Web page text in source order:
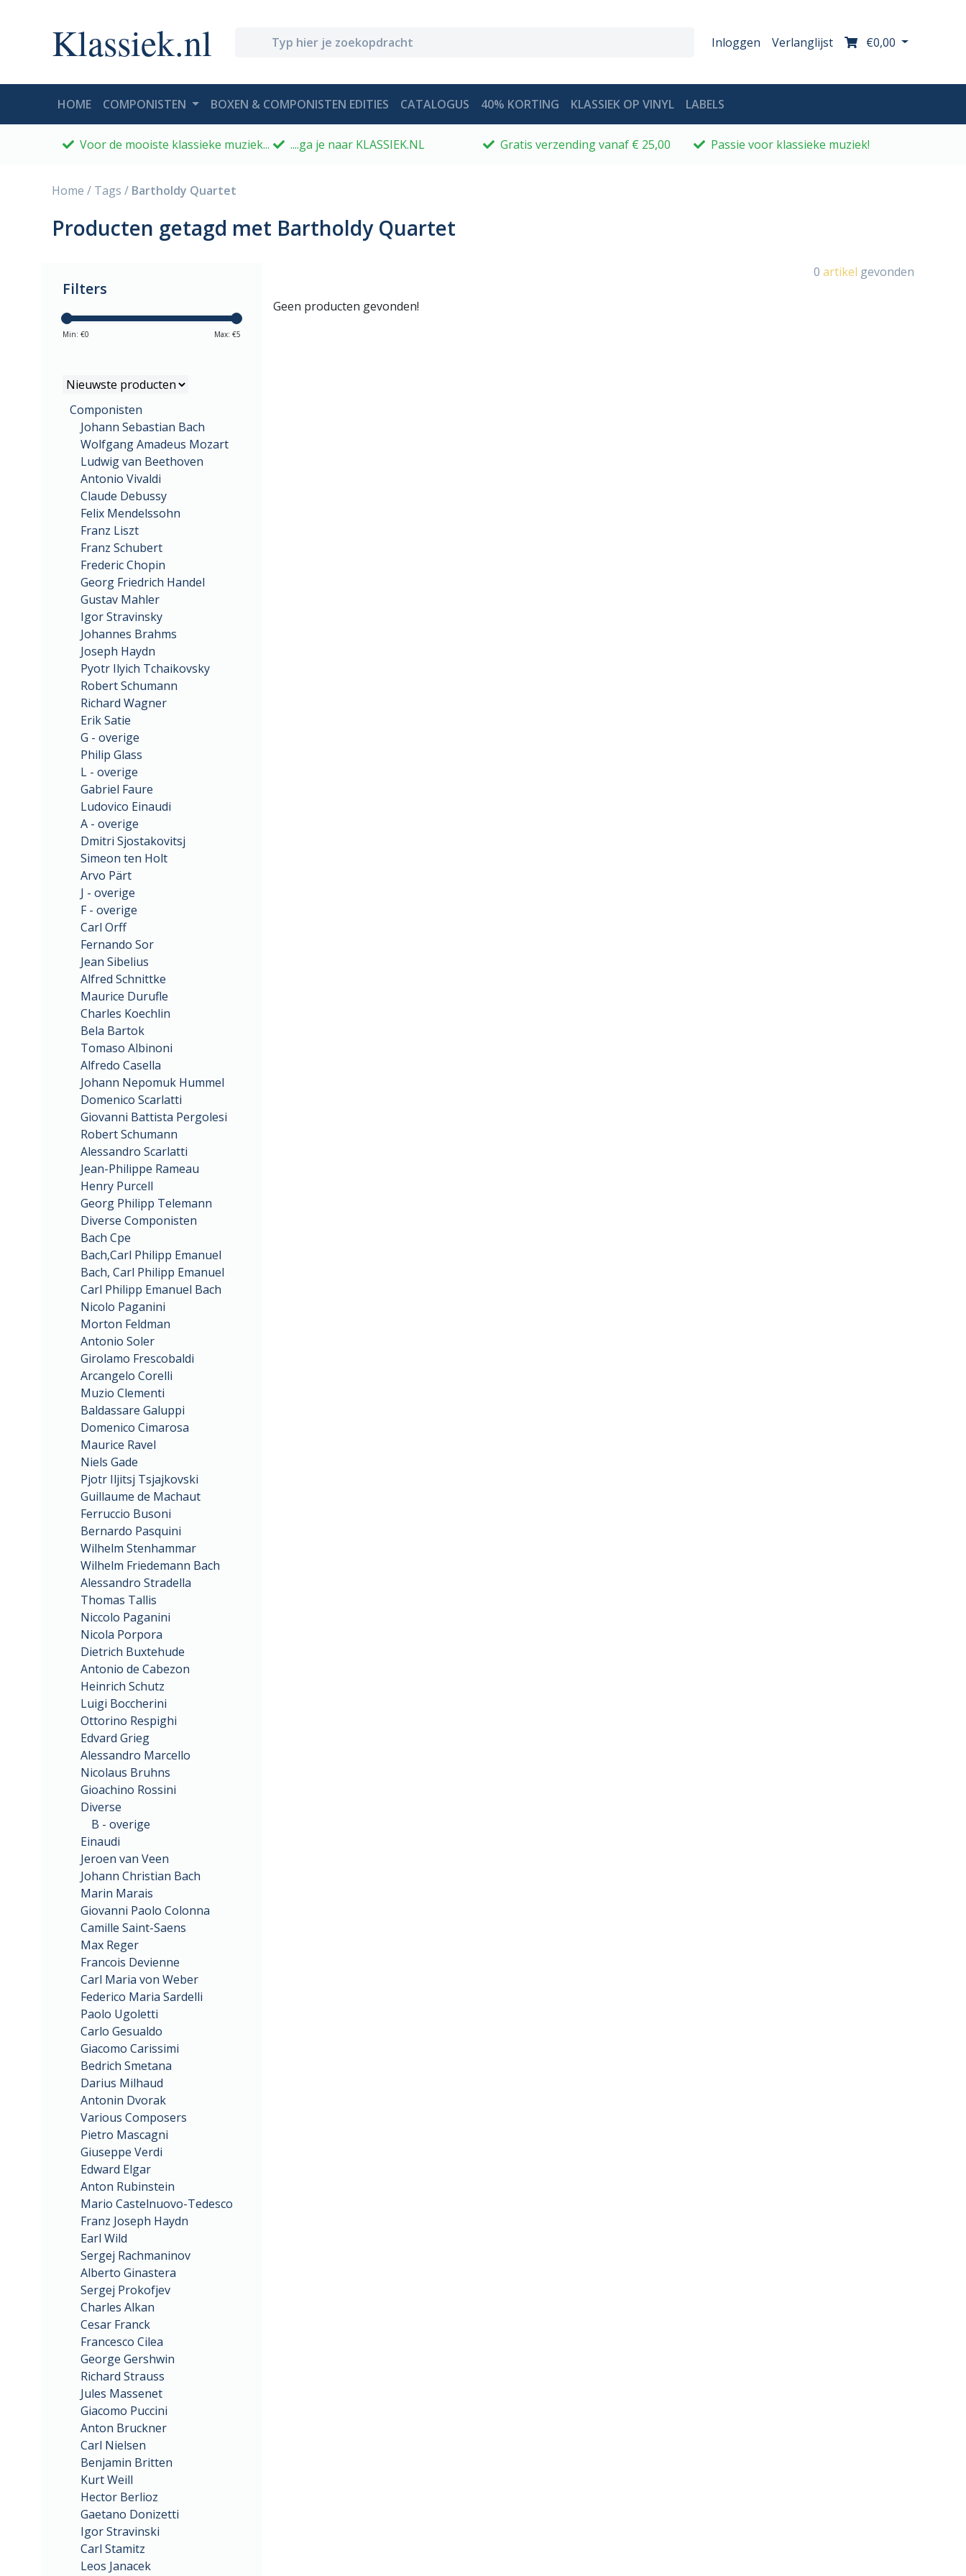
Klassiek.nl Inloggen Verlanglijst €0,00
HOME(CURRENT)
COMPONISTEN BOXEN & COMPONISTEN EDITIES CATALOGUS 40% KORTING KLASSIEK OP VINYL LABELS
Voor de mooiste klassieke muziek... ....ga je naar KLASSIEK.NL Gratis verzending vanaf € 25,00 Passie voor klassieke muziek!
Home / Tags / Bartholdy Quartet
Producten getagd met Bartholdy Quartet
Filters
Min: €0 Max: €5
Componisten
Johann Sebastian Bach
Wolfgang Amadeus Mozart
Ludwig van Beethoven
Antonio Vivaldi
Claude Debussy
Felix Mendelssohn
Franz Liszt
Franz Schubert
Frederic Chopin
Georg Friedrich Handel
Gustav Mahler
Igor Stravinsky
Johannes Brahms
Joseph Haydn
Pyotr Ilyich Tchaikovsky
Robert Schumann
Richard Wagner
Erik Satie
G - overige
Philip Glass
L - overige
Gabriel Faure
Ludovico Einaudi
A - overige
Dmitri Sjostakovitsj
Simeon ten Holt
Arvo Pärt
J - overige
F - overige
Carl Orff
Fernando Sor
Jean Sibelius
Alfred Schnittke
Maurice Durufle
Charles Koechlin
Bela Bartok
Tomaso Albinoni
Alfredo Casella
Johann Nepomuk Hummel
Domenico Scarlatti
Giovanni Battista Pergolesi
Robert Schumann
Alessandro Scarlatti
Jean-Philippe Rameau
Henry Purcell
Georg Philipp Telemann
Diverse Componisten
Bach Cpe
Bach,Carl Philipp Emanuel
Bach, Carl Philipp Emanuel
Carl Philipp Emanuel Bach
Nicolo Paganini
Morton Feldman
Antonio Soler
Girolamo Frescobaldi
Arcangelo Corelli
Muzio Clementi
Baldassare Galuppi
Domenico Cimarosa
Maurice Ravel
Niels Gade
Pjotr Iljitsj Tsjajkovski
Guillaume de Machaut
Ferruccio Busoni
Bernardo Pasquini
Wilhelm Stenhammar
Wilhelm Friedemann Bach
Alessandro Stradella
Thomas Tallis
Niccolo Paganini
Nicola Porpora
Dietrich Buxtehude
Antonio de Cabezon
Heinrich Schutz
Luigi Boccherini
Ottorino Respighi
Edvard Grieg
Alessandro Marcello
Nicolaus Bruhns
Gioachino Rossini
Diverse
B - overige
Einaudi
Jeroen van Veen
Johann Christian Bach
Marin Marais
Giovanni Paolo Colonna
Camille Saint-Saens
Max Reger
Francois Devienne
Carl Maria von Weber
Federico Maria Sardelli
Paolo Ugoletti
Carlo Gesualdo
Giacomo Carissimi
Bedrich Smetana
Darius Milhaud
Antonin Dvorak
Various Composers
Pietro Mascagni
Giuseppe Verdi
Edward Elgar
Anton Rubinstein
Mario Castelnuovo-Tedesco
Franz Joseph Haydn
Earl Wild
Sergej Rachmaninov
Alberto Ginastera
Sergej Prokofjev
Charles Alkan
Cesar Franck
Francesco Cilea
George Gershwin
Richard Strauss
Jules Massenet
Giacomo Puccini
Anton Bruckner
Carl Nielsen
Benjamin Britten
Kurt Weill
Hector Berlioz
Gaetano Donizetti
Igor Stravinski
Carl Stamitz
Leos Janacek
0 artikel gevonden
Geen producten gevonden!